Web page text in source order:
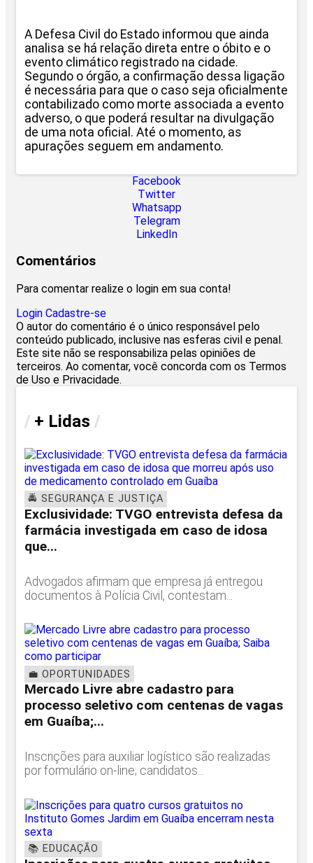
A Defesa Civil do Estado informou que ainda
analisa se há relação direta entre o óbito e o
evento climático registrado na cidade.
Segundo o órgão, a confirmação dessa ligação
é necessária para que o caso seja oficialmente
contabilizado como morte associada a evento
adverso, o que poderá resultar na divulgação
de uma nota oficial. Até o momento, as
apurações seguem em andamento.
Facebook
Twitter
Whatsapp
Telegram
LinkedIn
Comentários
Para comentar realize o login em sua conta!
Login Cadastre-se
O autor do comentário é o único responsável pelo
conteúdo publicado, inclusive nas esferas civil e penal.
Este site não se responsabiliza pelas opiniões de
terceiros. Ao comentar, você concorda com os Termos
de Uso e Privacidade.
/ + Lidas /
🚔 SEGURANÇA E JUSTIÇA
Exclusividade: TVGO entrevista defesa da
farmácia investigada em caso de idosa
que...
Advogados afirmam que empresa já entregou
documentos à Polícia Civil, contestam...
💼 OPORTUNIDADES
Mercado Livre abre cadastro para
processo seletivo com centenas de vagas
em Guaíba;...
Inscrições para auxiliar logístico são realizadas
por formulário on-line; candidatos...
📚 EDUCAÇÃO